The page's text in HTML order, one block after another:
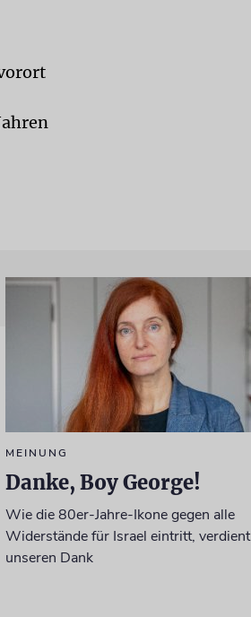
MEINUNG
Danke, Boy George!
Wie die 80er-Jahre-Ikone gegen alle
Widerstände für Israel eintritt, verdient
unseren Dank